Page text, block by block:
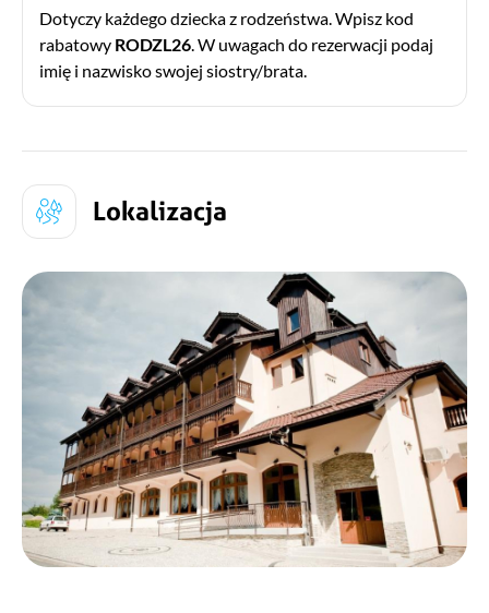
Dotyczy każdego dziecka z rodzeństwa. Wpisz kod
rabatowy RODZL26 . W uwagach do rezerwacji podaj
imię i nazwisko swojej siostry/brata.
Lokalizacja